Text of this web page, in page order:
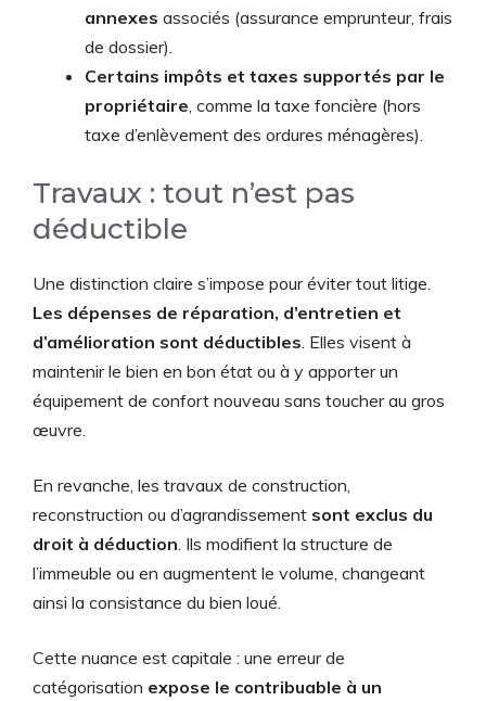
annexes associés (assurance emprunteur, frais
de dossier).
Certains impôts et taxes supportés par le
propriétaire, comme la taxe foncière (hors
taxe d’enlèvement des ordures ménagères).
Travaux : tout n’est pas
déductible
Une distinction claire s’impose pour éviter tout litige.
Les dépenses de réparation, d’entretien et
d’amélioration sont déductibles. Elles visent à
maintenir le bien en bon état ou à y apporter un
équipement de confort nouveau sans toucher au gros
œuvre.
En revanche, les travaux de construction,
reconstruction ou d’agrandissement sont exclus du
droit à déduction. Ils modifient la structure de
l’immeuble ou en augmentent le volume, changeant
ainsi la consistance du bien loué.
Cette nuance est capitale : une erreur de
catégorisation expose le contribuable à un